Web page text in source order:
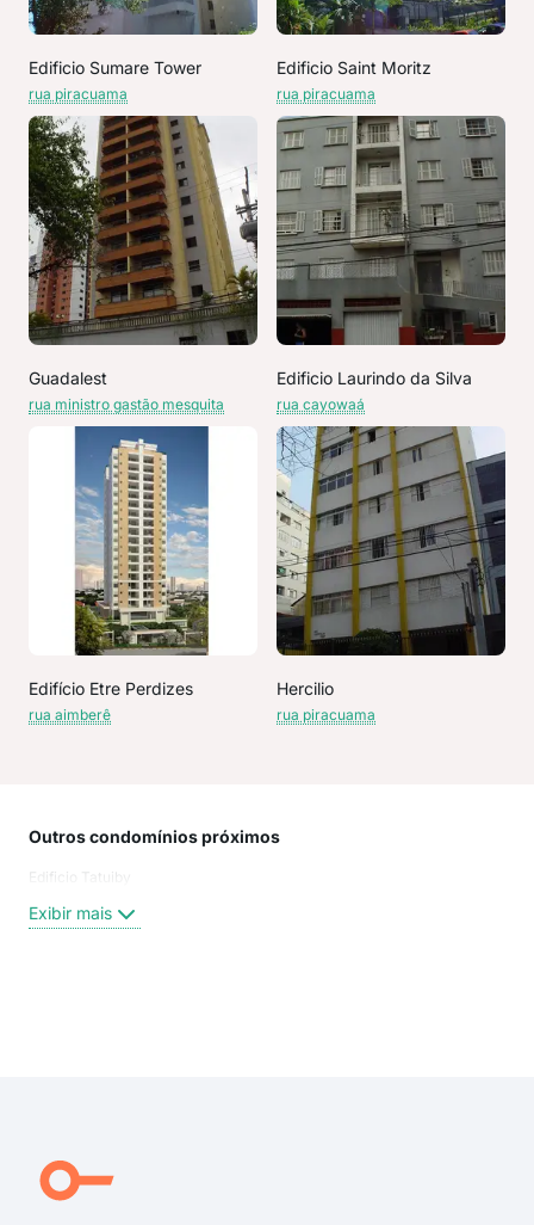
Edificio Sumare Tower
rua piracuama
Edificio Saint Moritz
rua piracuama
Guadalest
rua ministro gastão mesquita
Edificio Laurindo da Silva
rua cayowaá
Edifício Etre Perdizes
rua aimberê
Hercilio
rua piracuama
Outros condomínios próximos
Edificio Tatuiby
Exibir mais